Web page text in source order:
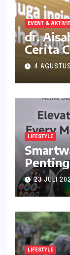
EVENT &
dr.
Cerita
Catat
4
LIFESTYLE
Bagi
23 JULI
LIFESTYLE